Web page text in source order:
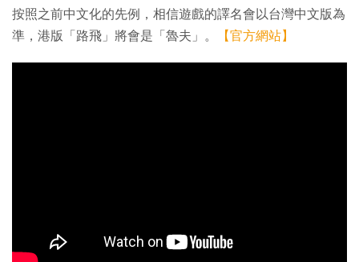
按照之前中文化的先例，相信遊戲的譯名會以台灣中文版為
準，港版「路飛」將會是「魯夫」。
【官方網站】